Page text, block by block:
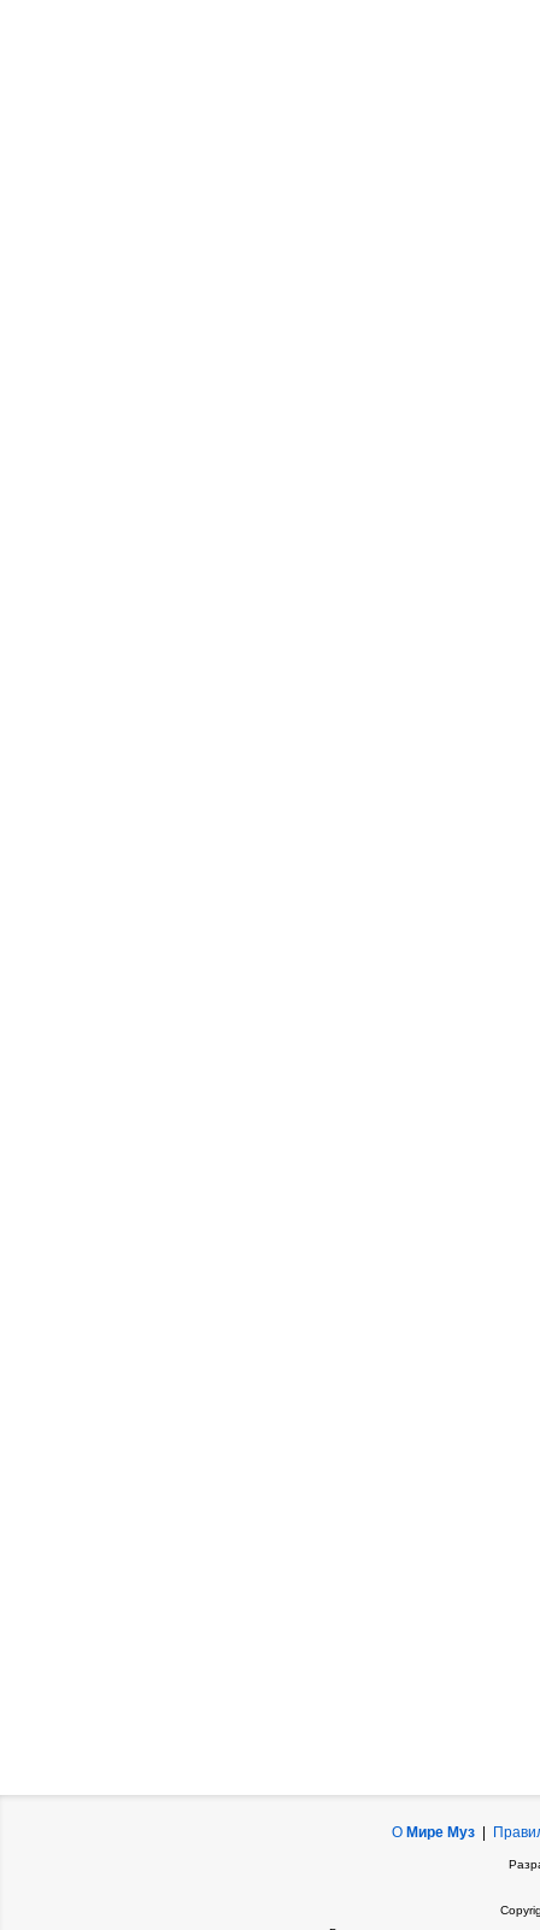
О Мире Муз|